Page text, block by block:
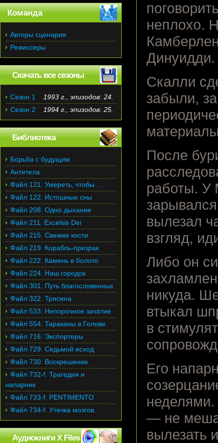
неплохо.
Динуидди.
Скалли
забыли,
После
работы. У
вылезал
взгляд,
Либо он
никуда.
втыкал
в
Его
неделями.
— не
вылезать
Команда
Авторы сценария
Режиссеры
Скачать все сезоны
Сезон 1
1993 г., эпизодов: 24.
Сезон 2
1994 г., эпизодов: 25.
Библиотека
Борьба с будущим
Антитела
Файл 121. Умереть, чтобы ...
Файл 122. Истошные сны
Файл 208. Одно дыхание
Файл 211. Excelsis Dei
Файл 215. Свежие кости
Файл 219. Корабль-призрак
Файл 222. Камень в болото
Файл 224. Наш городок
Файл 301. Путь благословенных
Файл 322. Трясина
Файл 533. Непорочное зачатие
Файл 554. Тараканы в Голове
Файл 716. Экспортеры
Файл 729. Седьмой исход
Файл 730. Воскрешение
Файл 732-f. Трагедия и
напарник
Файл 733-f. PENTIMENTO
Файл 734-f. Утечка мозгов.
Аудиокниги X Files